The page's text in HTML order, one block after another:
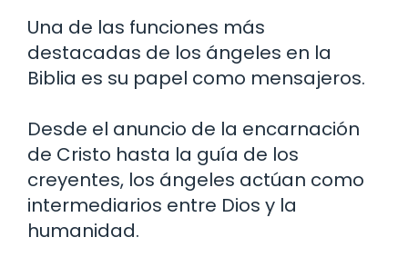
Una de las funciones más
destacadas de los ángeles en la
Biblia es su papel como mensajeros.
Desde el anuncio de la encarnación
de Cristo hasta la guía de los
creyentes, los ángeles actúan como
intermediarios entre Dios y la
humanidad.